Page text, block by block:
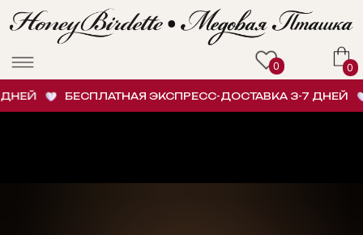
БЕСПЛАТНАЯ ЭКСПРЕСС-ДОСТАВКА 3-7 ДНЕЙ